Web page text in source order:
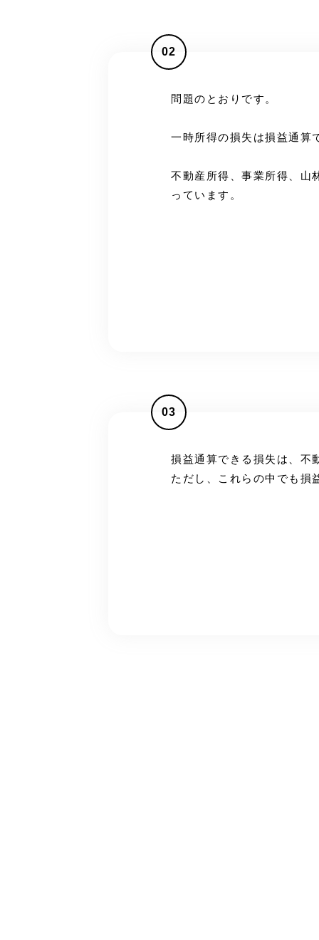
02
問題のとおりです。
一時所得の損失は損益通算
不動産所得、事業所得、山
っています。
03
損益通算できる損失は、不
ただし、これらの中でも損